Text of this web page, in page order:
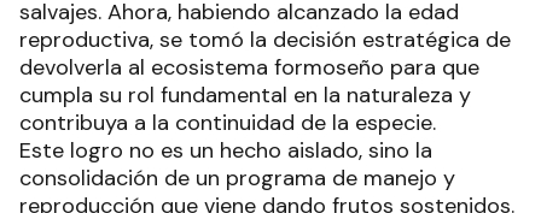
salvajes. Ahora, habiendo alcanzado la edad
reproductiva, se tomó la decisión estratégica de
devolverla al ecosistema formoseño para que
cumpla su rol fundamental en la naturaleza y
contribuya a la continuidad de la especie.
Este logro no es un hecho aislado, sino la
consolidación de un programa de manejo y
reproducción que viene dando frutos sostenidos.